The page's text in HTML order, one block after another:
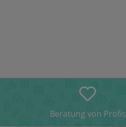
Beratung von Profis